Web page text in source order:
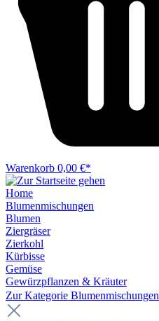
Warenkorb 0,00 €*
Home
Blumenmischungen
Blumen
Ziergräser
Zierkohl
Kürbisse
Gemüse
Gewürzpflanzen & Kräuter
Zur Kategorie Blumenmischungen